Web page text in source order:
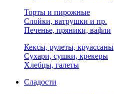
Торты и пирожные
Слойки, ватрушки и пр.
Печенье, пряники, вафли
Кексы, рулеты, круассаны
Сухари, сушки, крекеры
Хлебцы, галеты
Сладости